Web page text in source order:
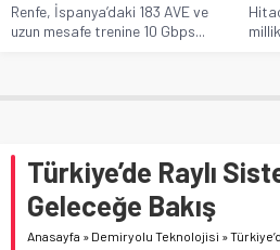
Renfe, İspanya’daki 183 AVE ve
uzun mesafe trenine 10 Gbps...
Türkiye’de Raylı
Geleceğe Bakış
Anasayfa » Demiryolu Teknolojisi »